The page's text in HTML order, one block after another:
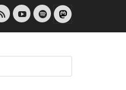
Feed YouTubeSpotify